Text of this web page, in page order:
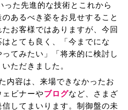
った先進的な技術とこれから
あるべき姿をお見せすること
お客様ではありますが、今回
とても良く、「今までにな
てみたい」「将来的に検討し
ただきました。
内容は、来場できなかったお
ビナーやブログなど、さまざ
してまいります。制御盤の未